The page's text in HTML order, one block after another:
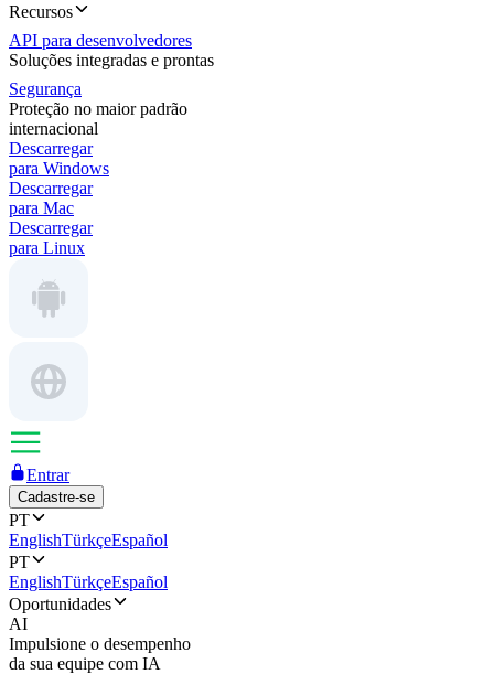
Recursos
API para desenvolvedores
Soluções integradas e prontas
Segurança
Proteção no maior padrão
internacional
Descarregar
para Windows
Descarregar
para Mac
Descarregar
para Linux
Entrar
Cadastre-se
PT
EnglishTürkçeEspañol
PT
EnglishTürkçeEspañol
Oportunidades
AI
Impulsione o desempenho
da sua equipe com IA